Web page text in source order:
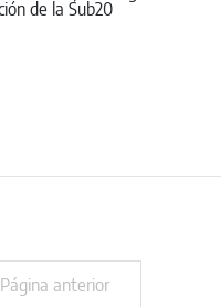
Página anterior